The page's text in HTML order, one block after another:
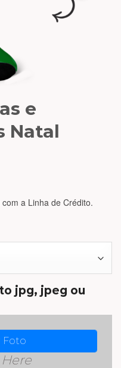
e
Natal
com a Linha de Crédito.
jpg, jpeg ou
Foto